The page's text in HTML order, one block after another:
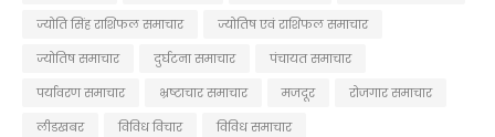
ज्योति सिंह राशिफल समाचार
ज्योतिष एवं राशिफल समाचार
ज्योतिष समाचार
दुर्घटना समाचार
पंचायत समाचार
पर्यावरण समाचार
भ्रष्टाचार समाचार मजदूर
रोजगार समाचार
लीडखबर
विविध विचार
विविध समाचार